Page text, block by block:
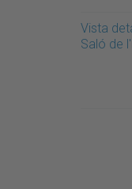
Vista
Saló de